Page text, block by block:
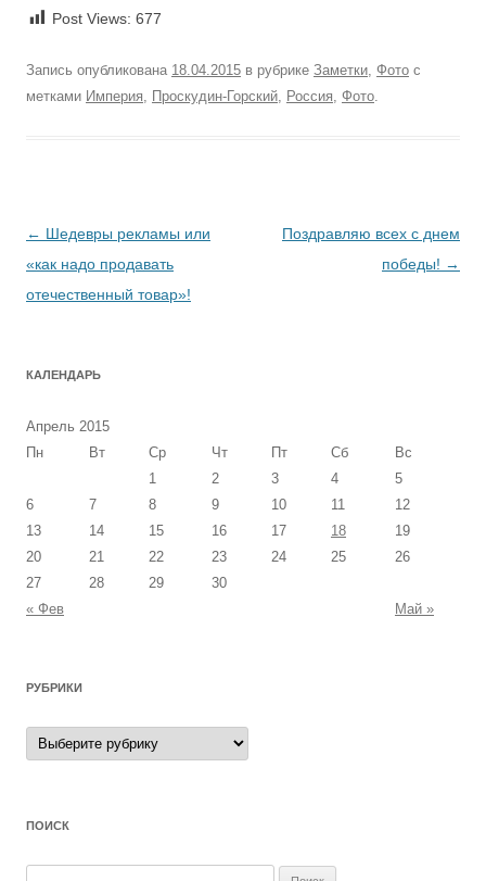
Post Views: 677
Запись опубликована 18.04.2015 в рубрике Заметки Фото с
метками Империя Проскудин-Горский Россия Фото
Навигация
по
записям
← Шедевры рекламы или
«как надо продавать
отечественный товар»!
Поздравляю всех с днем
победы! →
КАЛЕНДАРЬ
Апрель 2015
Пн
Вт Ср Чт Пт Сб
Вс
1
2 3 4
5
6
7 8 9 10 11
12
13
14 15 16 17 18
19
20
21 22 23 24 25
26
27
28 29
30
« Фев
Май »
РУБРИКИ
Рубрики
ПОИСК